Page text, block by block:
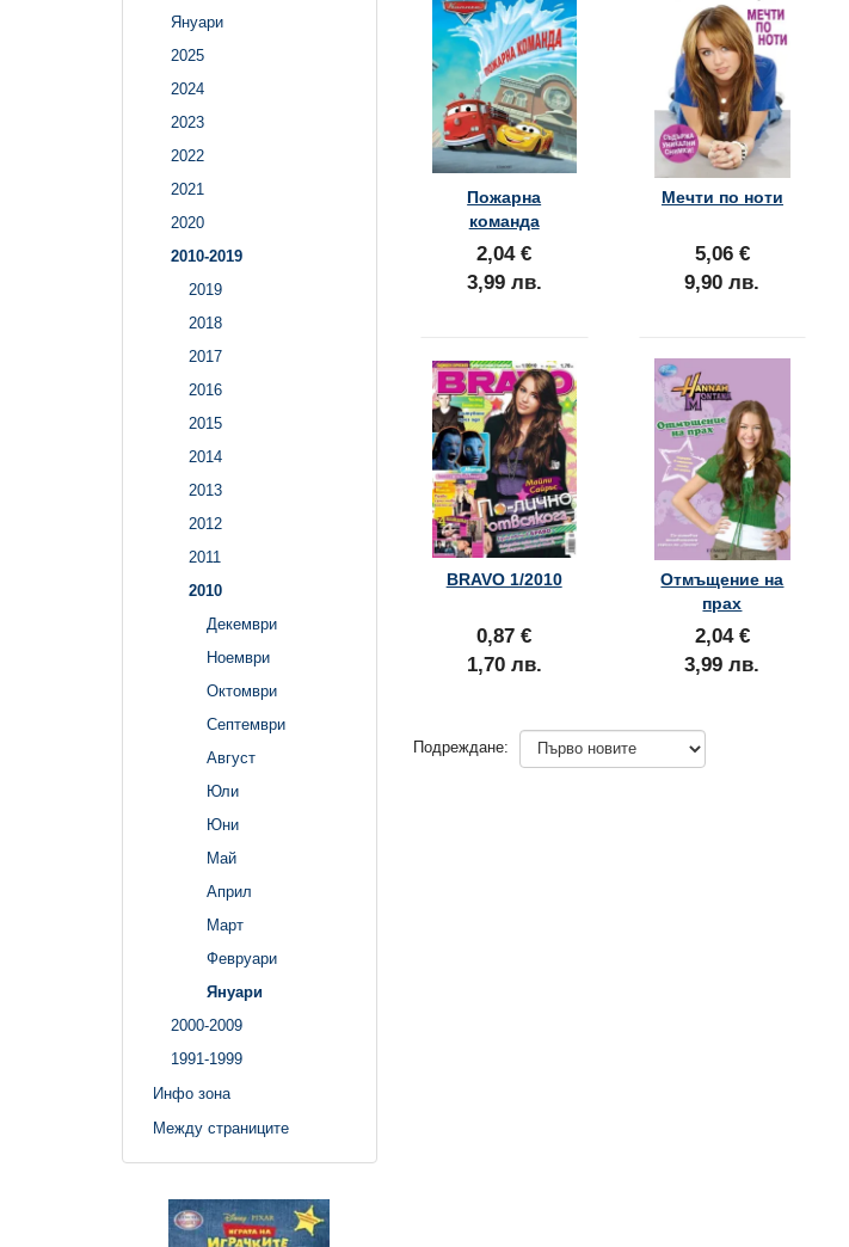
Януари
2025
2024
2023
2022
2021
2020
2010-2019
2019
2018
2017
2016
2015
2014
2013
2012
2011
2010
Декември
Ноември
Октомври
Септември
Август
Юли
Юни
Май
Април
Март
Февруари
Януари
2000-2009
1991-1999
Инфо зона
Между страниците
Пожарна
команда
2,04 €
3,99 лв.
Мечти по ноти
5,06 €
9,90 лв.
BRAVO 1/2010
0,87 €
1,70 лв.
Отмъщение на
прах
2,04 €
3,99 лв.
Подреждане: